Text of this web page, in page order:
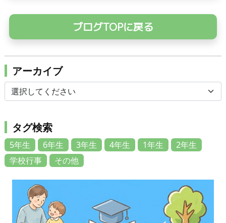
アーカイブ
タグ検索
5年生 6年生 3年生 4年生 1年生
2年生
学校行事
その他
ブログTOPに戻る